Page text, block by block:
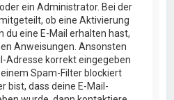
ein Administrator. Bei der
ob eine Aktivierung
du eine E-Mail erhalten hast,
Anweisungen. Ansonsten
Adresse korrekt eingegeben
Spam-Filter blockiert
bist, dass deine E-Mail-